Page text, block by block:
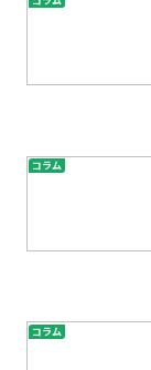
コラム
コラム